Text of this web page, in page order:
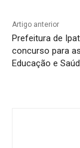
Artigo anterior
Prefeitura de
concurso para
Educação e